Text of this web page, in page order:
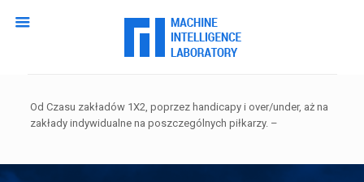
Od Czasu zakładów 1X2, poprzez handicapy i over/under, aż na
zakłady indywidualne na poszczególnych piłkarzy. –